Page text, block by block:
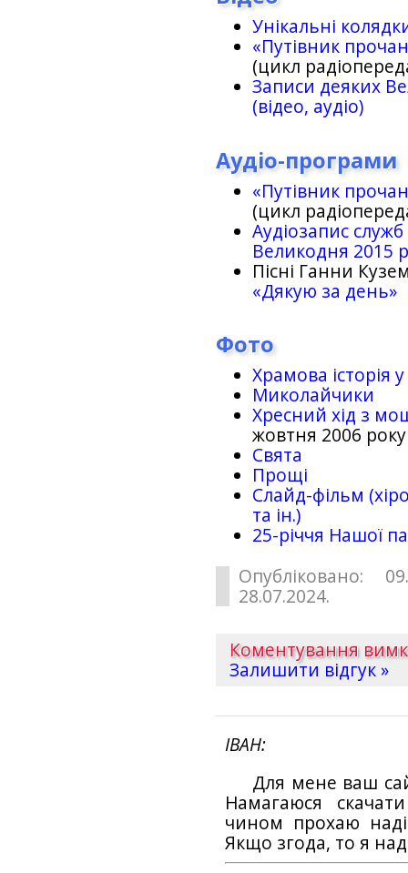
Унікальні
«Путівник
(цикл
Записи деяких
(відео, аудіо)
Аудіо-програми
«Путівник
(цикл
Аудіозапис
Великодня 2015
Пісні Ганни
«Дякую за день»
Фото
Храмова історія
Миколайчики
Хресний хід з
жовтня 2006 року
Свята
Прощі
Слайд-фільм
та ін.)
25-рiччя Нашої
Опубліковано:
28.07.2024.
Коментування
Залишити відгук »
ІВАН
Для мене ваш
Намагаюся
чином прохаю
Якщо згода, то я